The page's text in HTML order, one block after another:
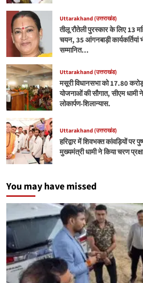
Uttarakhand (उत्तराखंड)
तीलू रौतेली पुरस्कार के लिए 13
चयन, 35 आंगनबाड़ी कार्यकर्तियां
सम्मानित…
Uttarakhand (उत्तराखंड)
मसूरी विधानसभा को 17.80
योजनाओं की सौगात, सीएम धामी
लोकार्पण-शिलान्यास.
Uttarakhand (उत्तराखंड)
हरिद्वार में शिवभक्त कांवड़ियों पर
मुख्यमंत्री धामी ने किया चरण
You may have missed